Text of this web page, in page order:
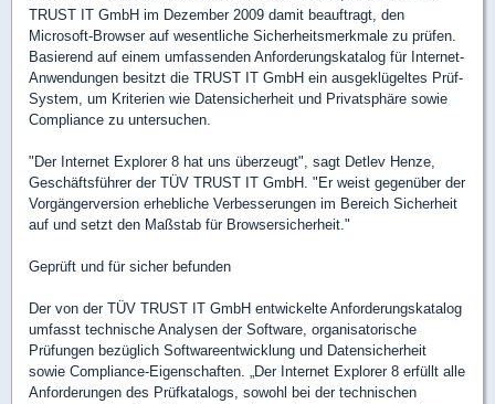
TRUST IT GmbH im Dezember 2009 damit beauftragt, den
Microsoft-Browser auf wesentliche Sicherheitsmerkmale zu prüfen.
Basierend auf einem umfassenden Anforderungskatalog für Internet-
Anwendungen besitzt die TRUST IT GmbH ein ausgeklügeltes Prüf-
System, um Kriterien wie Datensicherheit und Privatsphäre sowie
Compliance zu untersuchen.
"Der Internet Explorer 8 hat uns überzeugt", sagt Detlev Henze,
Geschäftsführer der TÜV TRUST IT GmbH. "Er weist gegenüber der
Vorgängerversion erhebliche Verbesserungen im Bereich Sicherheit
auf und setzt den Maßstab für Browsersicherheit."
Geprüft und für sicher befunden
Der von der TÜV TRUST IT GmbH entwickelte Anforderungskatalog
umfasst technische Analysen der Software, organisatorische
Prüfungen bezüglich Softwareentwicklung und Datensicherheit
sowie Compliance-Eigenschaften. „Der Internet Explorer 8 erfüllt alle
Anforderungen des Prüfkatalogs, sowohl bei der technischen